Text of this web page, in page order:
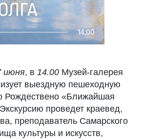
июня, в 14.00 Музей-галерея
выездную пешеходную
Рождествено «Ближайшая
проведет краевед,
преподаватель Самарского
культуры и искусств,